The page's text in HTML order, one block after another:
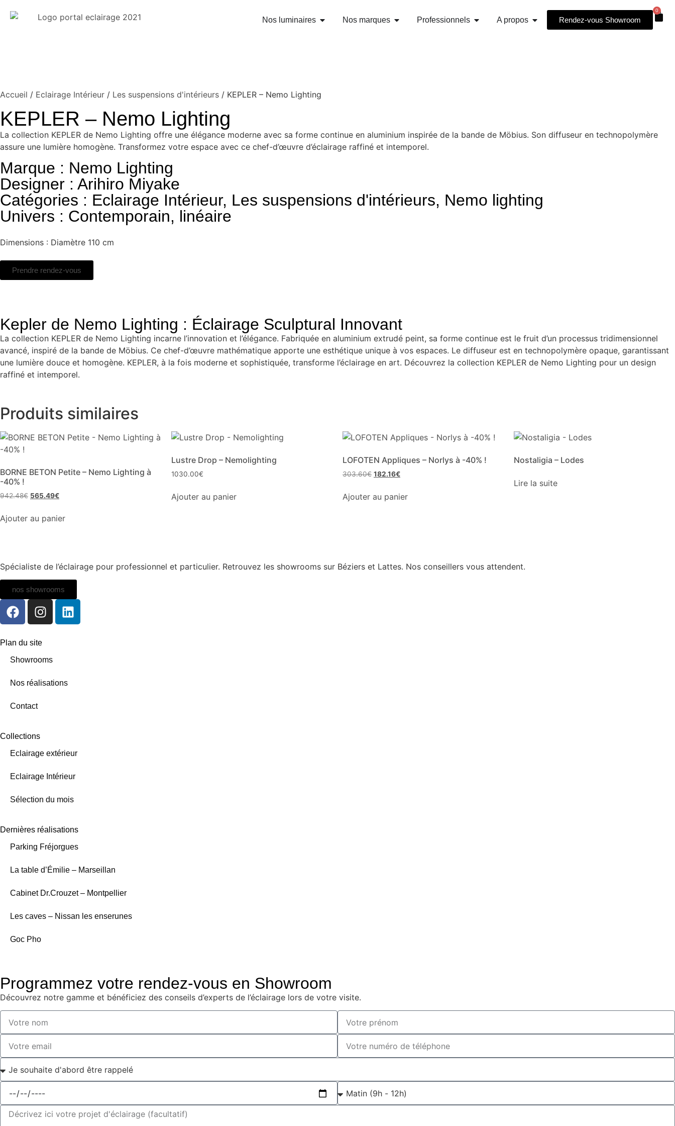
Nos luminaires Nos marques Professionnels A propos Rendez-vous Showroom
0
Accueil / Eclairage Intérieur / Les suspensions d'intérieurs / KEPLER – Nemo Lighting
KEPLER – Nemo Lighting
La collection KEPLER de Nemo Lighting offre une élégance moderne avec sa forme continue en aluminium inspirée de la bande de Möbius. Son diffuseur en technopolymère
assure une lumière homogène. Transformez votre espace avec ce chef-d’œuvre d’éclairage raffiné et intemporel.
Marque : Nemo Lighting
Designer : Arihiro Miyake
Catégories : Eclairage Intérieur, Les suspensions d'intérieurs, Nemo lighting
Univers : Contemporain, linéaire
Dimensions : Diamètre 110 cm
Prendre rendez-vous
Kepler de Nemo Lighting : Éclairage Sculptural Innovant
La collection KEPLER de Nemo Lighting incarne l’innovation et l’élégance. Fabriquée en aluminium extrudé peint, sa forme continue est le fruit d’un processus tridimensionnel
avancé, inspiré de la bande de Möbius. Ce chef-d’œuvre mathématique apporte une esthétique unique à vos espaces. Le diffuseur est en technopolymère opaque, garantissant
une lumière douce et homogène. KEPLER, à la fois moderne et sophistiquée, transforme l’éclairage en art. Découvrez la collection KEPLER de Nemo Lighting pour un design
raffiné et intemporel.
Produits similaires
BORNE BETON Petite – Nemo Lighting à
-40% !
942.48€ 565.49€
Ajouter au panier
Lustre Drop – Nemolighting
1030.00€
Ajouter au panier
LOFOTEN Appliques – Norlys à -40% !
303.60€ 182.16€
Ajouter au panier
Nostaligia – Lodes
Lire la suite
Spécialiste de l’éclairage pour professionnel et particulier. Retrouvez les showrooms sur Béziers et Lattes. Nos conseillers vous attendent.
nos showrooms
Plan du site
Showrooms
Nos réalisations
Contact
Collections
Eclairage extérieur
Eclairage Intérieur
Sélection du mois
Dernières réalisations
Parking Fréjorgues
La table d’Émilie – Marseillan
Cabinet Dr.Crouzet – Montpellier
Les caves – Nissan les enserunes
Goc Pho
Programmez votre rendez-vous en Showroom
Découvrez notre gamme et bénéficiez des conseils d’experts de l’éclairage lors de votre visite.